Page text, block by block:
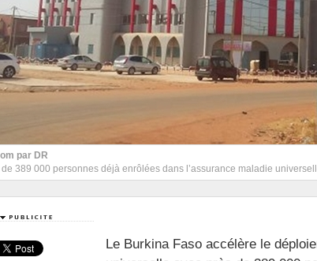
par DR
de 389 000 personnes déjà enrôlées dans l’assurance maladie
Le Burkina Faso accélère le